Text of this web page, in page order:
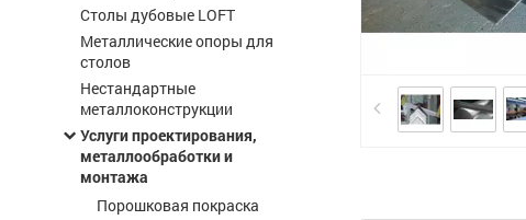
Столы дубовые LOFT
Металлические опоры для
столов
Нестандартные
металлоконструкции
Услуги проектирования,
металлообработки и
монтажа
Порошковая покраска